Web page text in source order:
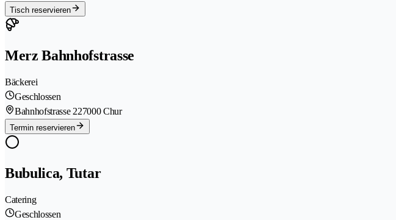
Tisch reservieren
Merz Bahnhofstrasse
Bäckerei
Geschlossen
Bahnhofstrasse 227000 Chur
Termin reservieren
Bubulica, Tutar
Catering
Geschlossen